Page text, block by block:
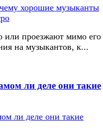
или проезжают мимо его
на музыкантов, к...
ли деле они такие